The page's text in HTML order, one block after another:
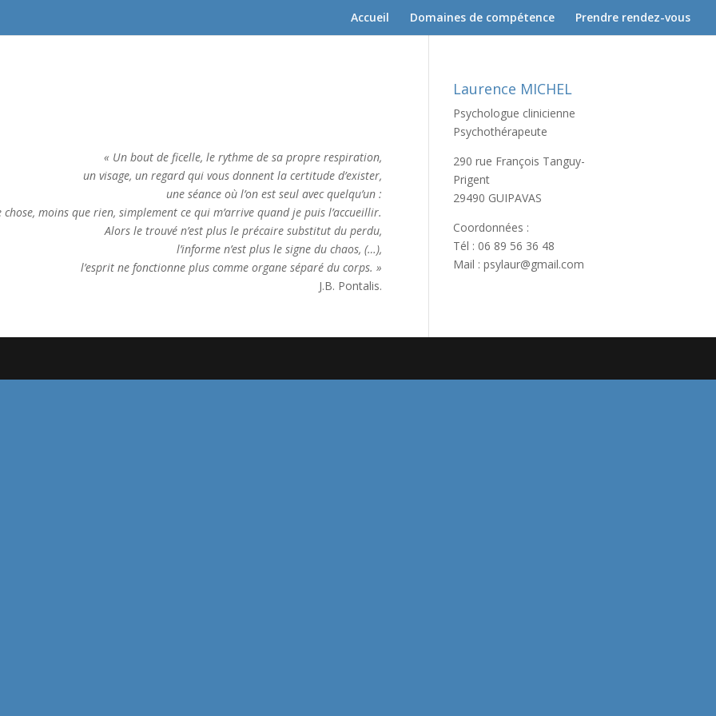
Accueil Domaines de compétence Prendre rendez-vous
« Un bout de ficelle, le rythme de sa propre respiration,
un visage, un regard qui vous donnent la certitude d’exister,
une séance où l’on est seul avec quelqu’un :
chose, moins que rien, simplement ce qui m’arrive quand je puis l’accueillir.
Alors le trouvé n’est plus le précaire substitut du perdu,
l’informe n’est plus le signe du chaos, (…),
l’esprit ne fonctionne plus comme organe séparé du corps. »
J.B. Pontalis.
Laurence MICHEL
Psychologue clinicienne
Psychothérapeute
290 rue François Tanguy-
Prigent
29490 GUIPAVAS
Coordonnées :
Tél : 06 89 56 36 48
Mail : psylaur@gmail.com